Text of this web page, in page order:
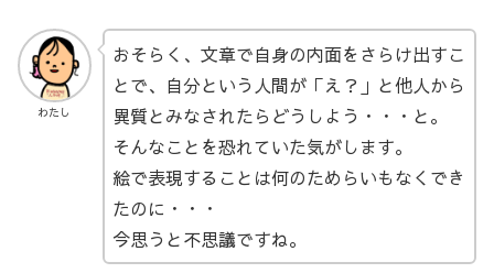
わたし
おそらく、文章で自身の内面をさらけ出すこ
とで、自分という人間が「え？」と他人から
異質とみなされたらどうしよう・・・と。
そんなことを恐れていた気がします。
絵で表現することは何のためらいもなくでき
たのに・・・
今思うと不思議ですね。